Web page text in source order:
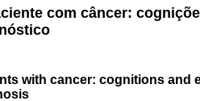
com câncer:
with cancer: cognitions and